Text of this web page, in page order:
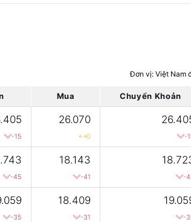
Đơn vị: Việt Nam
Mua Chuyển Khoản
-15
26.070
0 -
-45
18.143
-41 -
-35
18.409
-31 -